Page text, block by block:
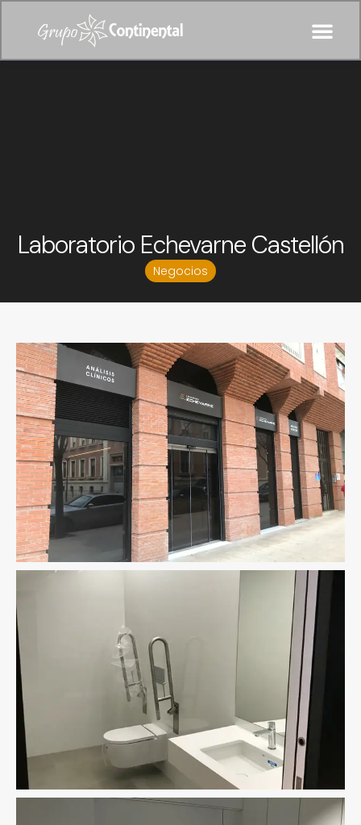
Laboratorio Echevarne Castellón
Negocios